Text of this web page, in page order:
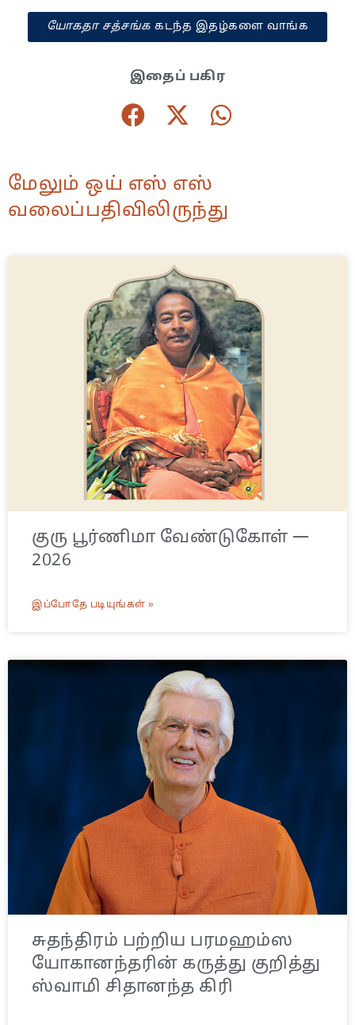
யோகதா சத்சங்க கடந்த இதழ்களை வாங்க
இதைப் பகிர
மேலும் ஒய் எஸ் எஸ்
வலைப்பதிவிலிருந்து
குரு பூர்ணிமா வேண்டுகோள் —
2026
இப்போதே படியுங்கள் »
சுதந்திரம் பற்றிய பரமஹம்ஸ
யோகானந்தரின் கருத்து குறித்து
ஸ்வாமி சிதானந்த கிரி